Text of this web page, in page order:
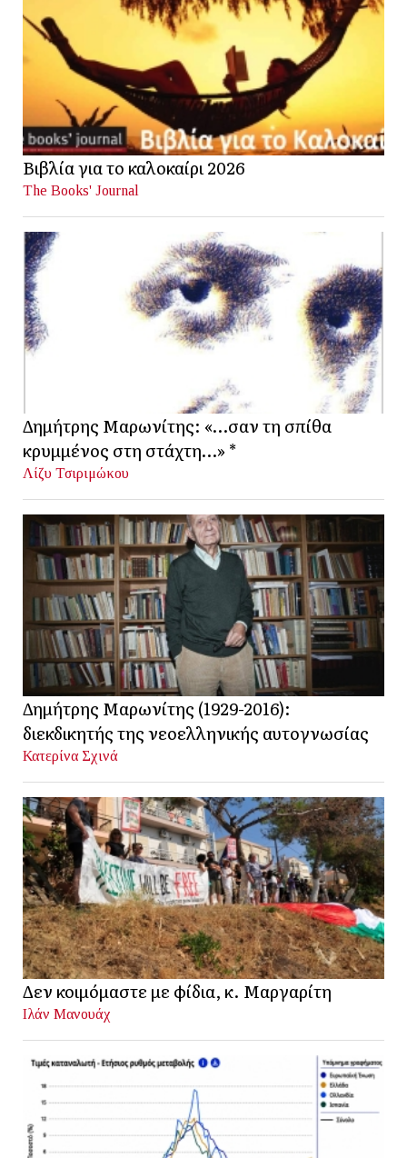
Βιβλία για το καλοκαίρι 2026
The Books' Journal
Δημήτρης Μαρωνίτης: «…σαν τη σπίθα
κρυμμένος στη στάχτη…» *
Λίζυ Τσιριμώκου
Δημήτρης Μαρωνίτης (1929-2016):
διεκδικητής της νεοελληνικής αυτογνωσίας
Κατερίνα Σχινά
Δεν κοιμόμαστε με φίδια, κ. Μαργαρίτη
Ιλάν Μανουάχ